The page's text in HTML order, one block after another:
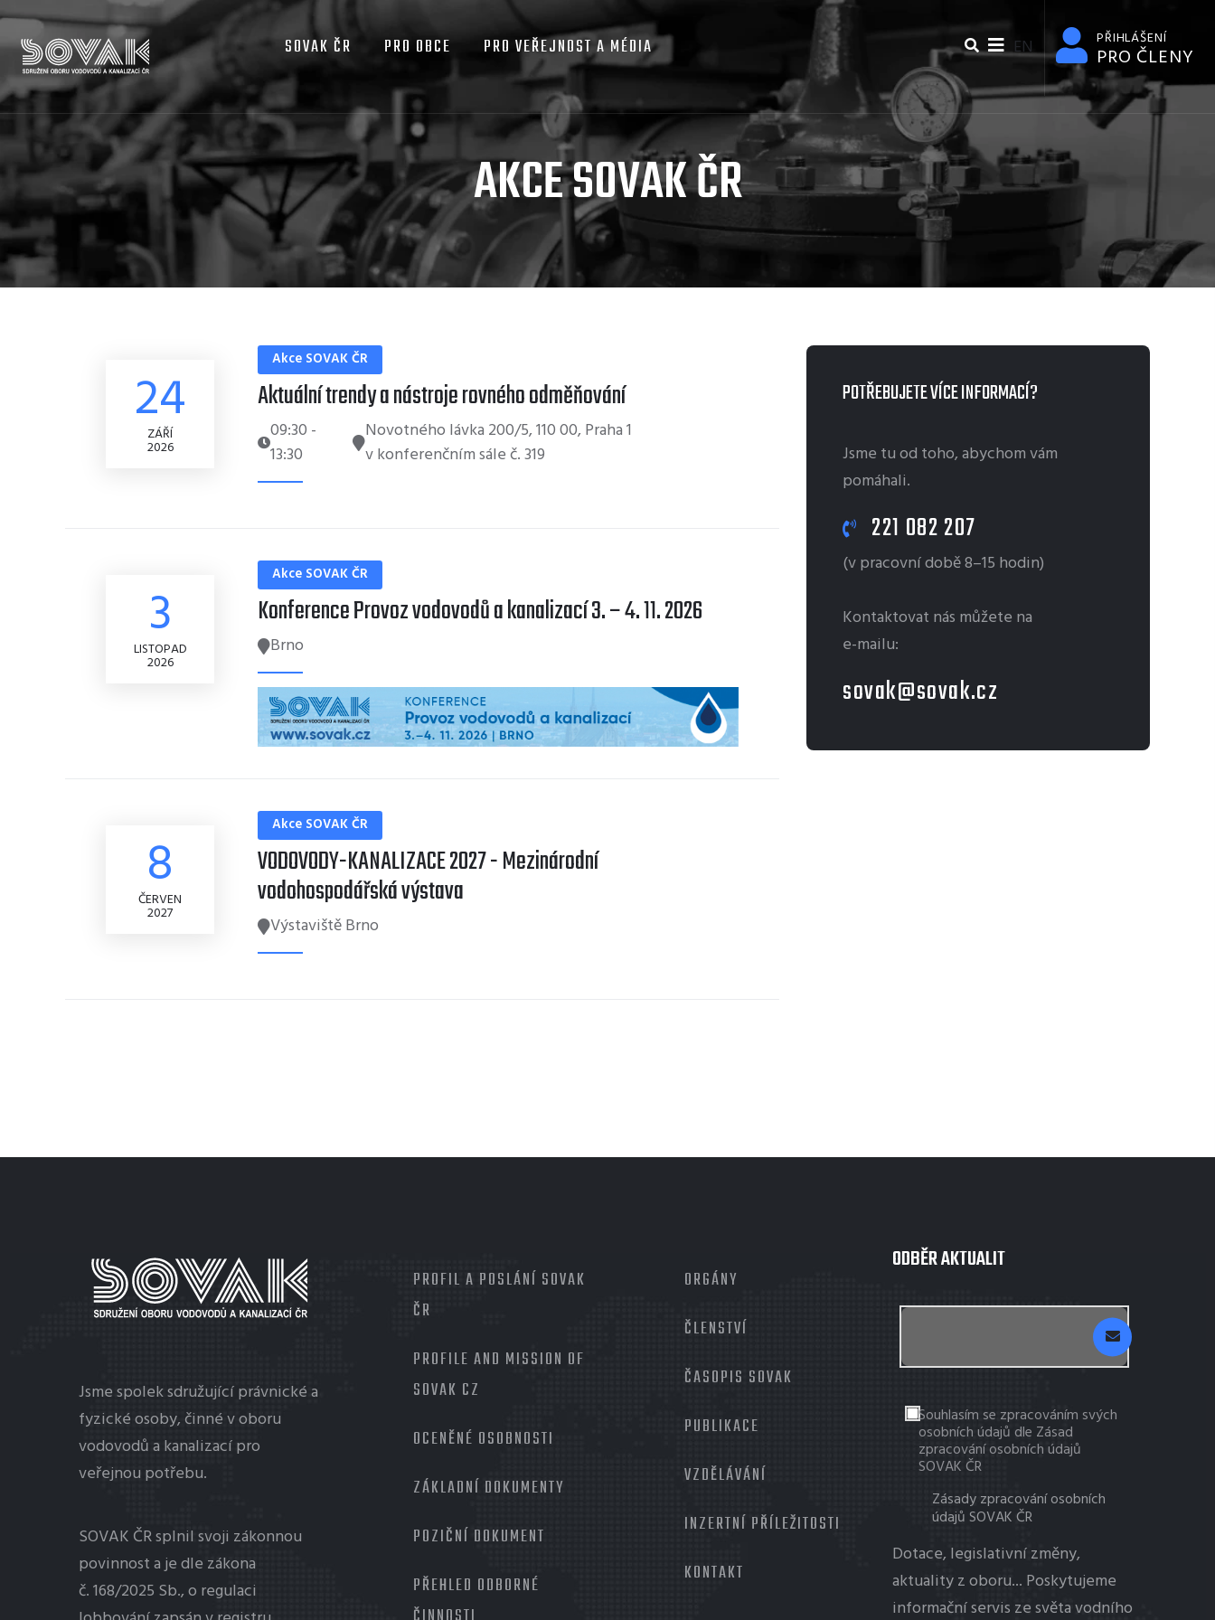
Přejít
k
hlavnímu
obsahu
MAIN
NAVIGATIONSOVAK ČR PRO OBCE PRO VEŘEJNOST A MÉDIA PŘIHLÁŠENÍ
PRO ČLENY
EN
AKCE SOVAK ČR
24
ZÁŘÍ
2026
Akce SOVAK ČR
Aktuální trendy a nástroje rovného odměňování
09:30 -
13:30
Novotného lávka 200/5, 110 00, Praha 1
v konferenčním sále č. 319
3
LISTOPAD
2026
Akce SOVAK ČR
Konference Provoz vodovodů a kanalizací 3. – 4. 11. 2026
Brno
8
ČERVEN
2027
Akce SOVAK ČR
VODOVODY-KANALIZACE 2027 - Mezinárodní
vodohospodářská výstava
Výstaviště Brno
POTŘEBUJETE VÍCE INFORMACÍ?
Jsme tu od toho, abychom vám
pomáhali.
221 082 207
(v pracovní době 8–15 hodin)
Kontaktovat nás můžete na
e-mailu:
sovak@sovak.cz
Jsme spolek sdružující právnické a
fyzické osoby, činné v oboru
vodovodů a kanalizací pro
veřejnou potřebu.
SOVAK ČR splnil svoji zákonnou
povinnost a je dle zákona
č. 168/2025 Sb., o regulaci
PROFIL A POSLÁNÍ SOVAK
ČR
PROFILE AND MISSION OF
SOVAK CZ
OCENĚNÉ OSOBNOSTI
ZÁKLADNÍ DOKUMENTY
POZIČNÍ DOKUMENT
PŘEHLED ODBORNÉ
ORGÁNY
ČLENSTVÍ
ČASOPIS SOVAK
PUBLIKACE
VZDĚLÁVÁNÍ
INZERTNÍ PŘÍLEŽITOSTI
KONTAKT
ODBĚR AKTUALIT
Souhlasím se zpracováním svých
osobních údajů dle Zásad
zpracování osobních údajů
SOVAK ČR
Zásady zpracování osobních
údajů SOVAK ČR
Dotace, legislativní změny,
aktuality z oboru... Poskytujeme
informační servis ze světa vodního